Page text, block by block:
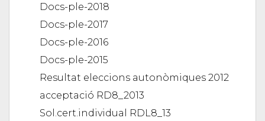
Docs-ple-2018
Docs-ple-2017
Docs-ple-2016
Docs-ple-2015
Resultat eleccions autonòmiques 2012
acceptació RD8_2013
Sol.cert.individual RDL8_13